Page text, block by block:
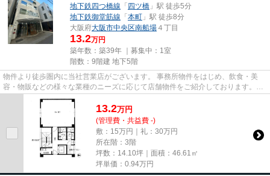
地下鉄四つ橋線 「四ツ橋 」駅 徒歩5分
地下鉄御堂筋線 「本町 」駅 徒歩8分
大阪府大阪市中央区南船場 ４丁目
13.2万円
築年数：築39年 ｜募集中： 1室
階数：9階建 地下5階
物件より徒歩圏内に当社営業店がございます。 事務所物件をはじめ、飲食・美
容・物販などの様々な業種のニーズに応じて店舗物件をご紹介しております。
尚、弊社ではおとり広告は一切...
13.2万円
(管理費・共益費 -)
敷：15万円｜礼：30万円
所在階：3階
坪数：14.10坪｜面積：46.61㎡
坪単価： 0.94万円